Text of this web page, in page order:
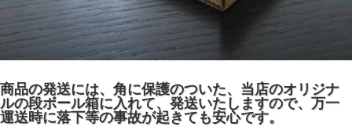
商品の発送には、角に保護のついた、当店のオリジナ
ルの段ボール箱に入れて、発送いたしますので、万一
運送時に落下等の事故が起きても安心です。